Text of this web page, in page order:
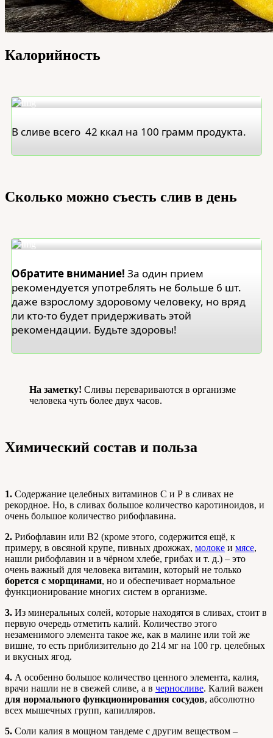
Калорийность
В сливе всего 42 ккал на 100 грамм продукта.
Сколько можно съесть слив в день
Обратите внимание! За один прием
рекомендуется употреблять не больше 6 шт.
даже взрослому здоровому человеку, но вряд
ли кто-то будет придерживать этой
рекомендации. Будьте здоровы!
На заметку! Сливы перевариваются в организме
человека чуть более двух часов.
Химический состав и польза
1. Содержание целебных витаминов С и Р в сливах не
рекордное. Но, в сливах большое количество каротиноидов, и
очень большое количество рибофлавина.
2. Рибофлавин или В2 (кроме этого, содержится ещё, к
примеру, в овсяной крупе, пивных дрожжах, молоке и мясе,
нашли рибофлавин и в чёрном хлебе, грибах и т. д.) – это
очень важный для человека витамин, который не только
борется с морщинами, но и обеспечивает нормальное
функционирование многих систем в организме.
3. Из минеральных солей, которые находятся в сливах, стоит в
первую очередь отметить калий. Количество этого
незаменимого элемента такое же, как в малине или той же
вишне, то есть приблизительно до 214 мг на 100 гр. целебных
и вкусных ягод.
4. А особенно большое количество ценного элемента, калия,
врачи нашли не в свежей сливе, а в черносливе. Калий важен
для нормального функционирования сосудов, абсолютно
всех мышечных групп, капилляров.
5. Соли калия в мощном тандеме с другим веществом –